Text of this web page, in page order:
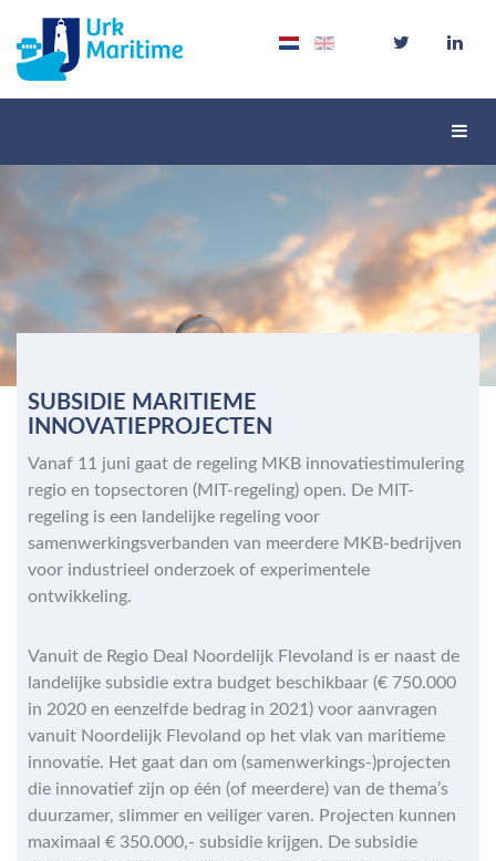
SUBSIDIE MARITIEME
INNOVATIEPROJECTEN
Vanaf 11 juni gaat de regeling MKB innovatiestimulering
regio en topsectoren (MIT-regeling) open. De MIT-
regeling is een landelijke regeling voor
samenwerkingsverbanden van meerdere MKB-bedrijven
voor industrieel onderzoek of experimentele
ontwikkeling.
Vanuit de Regio Deal Noordelijk Flevoland is er naast de
landelijke subsidie extra budget beschikbaar (€ 750.000
in 2020 en eenzelfde bedrag in 2021) voor aanvragen
vanuit Noordelijk Flevoland op het vlak van maritieme
innovatie. Het gaat dan om (samenwerkings-)projecten
die innovatief zijn op één (of meerdere) van de thema’s
duurzamer, slimmer en veiliger varen. Projecten kunnen
maximaal € 350.000,- subsidie krijgen. De subsidie